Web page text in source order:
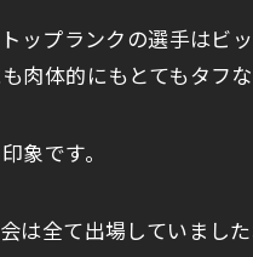
ップランクの選手はビ
肉体的にもとてもタフ
象です。
は全て出場していました